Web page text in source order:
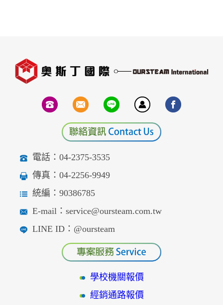
電話：04-2375-3535
傳真：04-2256-9949
統編：90386785
E-mail：service@oursteam.com.tw
LINE ID：@oursteam
學校機關報價
經銷通路報價